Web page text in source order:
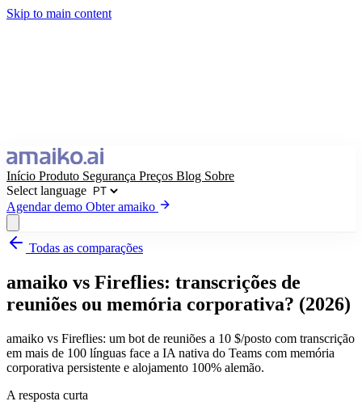
Skip to main content
Início Produto Segurança Preços Blog Sobre
Select language
Agendar demo Obter amaiko
Obter amaiko Agendar demo
Select language
Todas as comparações
amaiko vs Fireflies: transcrições de
reuniões ou memória corporativa? (2026)
amaiko vs Fireflies: um bot de reuniões a 10 $/posto com transcrição
em mais de 100 línguas face a IA nativa do Teams com memória
corporativa persistente e alojamento 100% alemão.
A resposta curta